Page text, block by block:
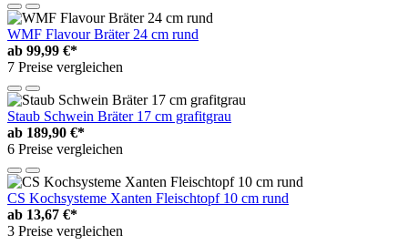
WMF Flavour Bräter 24 cm rund
ab 99,99 €*
7 Preise vergleichen
Staub Schwein Bräter 17 cm grafitgrau
ab 189,90 €*
6 Preise vergleichen
CS Kochsysteme Xanten Fleischtopf 10 cm rund
ab 13,67 €*
3 Preise vergleichen